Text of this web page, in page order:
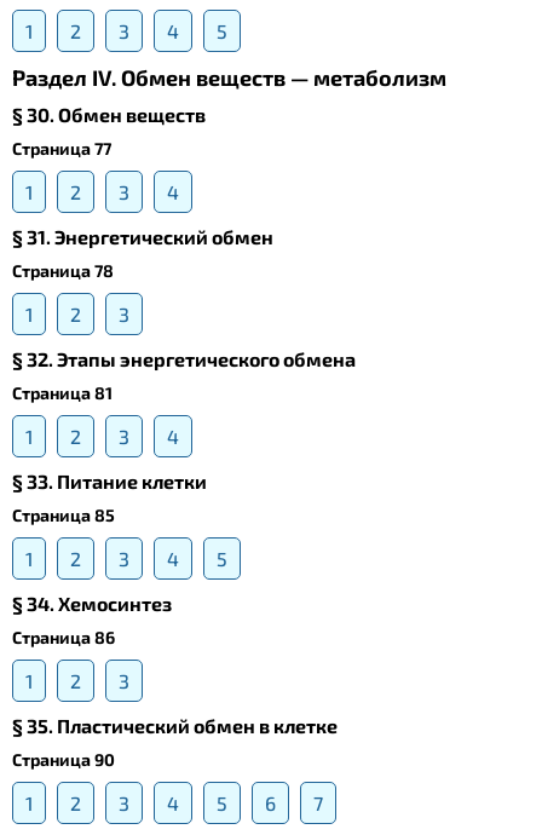
1 2 3 4 5
Раздел IV. Обмен веществ — метаболизм
§ 30. Обмен веществ
Страница 77
1 2 3
4
§ 31. Энергетический обмен
Страница 78
1 2
3
§ 32. Этапы энергетического обмена
Страница 81
1 2 3
4
§ 33. Питание клетки
Страница 85
1 2 3 4
5
§ 34. Хемосинтез
Страница 86
1 2
3
§ 35. Пластический обмен в клетке
Страница 90
1 2 3 4 5 6
7